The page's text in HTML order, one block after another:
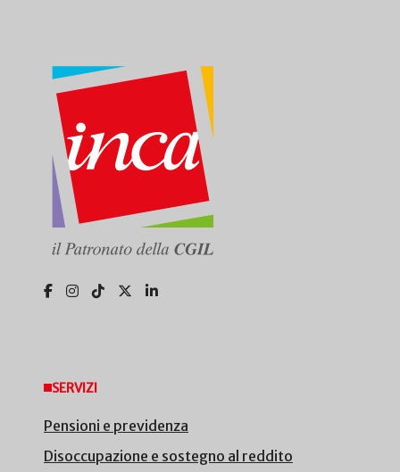
SERVIZI
Pensioni e previdenza
Disoccupazione e sostegno al reddito